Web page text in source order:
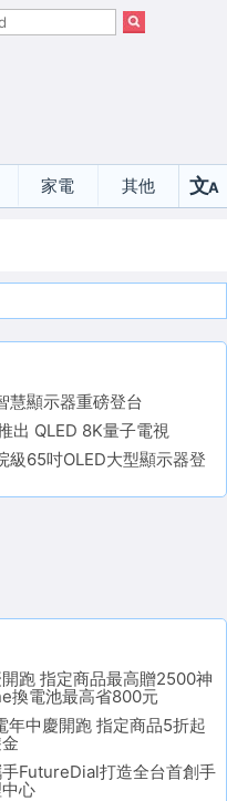
家電 其他 文A
慧顯示器重磅登台
出 QLED 8K量子電視
級65吋OLED大型顯示器登
跑 指定商品最高贈2500神
換電池最高省800元
年中慶開跑 指定商品5折起
FutureDial打造全台首創手
心